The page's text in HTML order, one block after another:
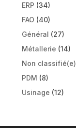
ERP (34)
FAO (40)
Général (27)
Métallerie (14)
Non classifié(e)
PDM (8)
Usinage (12)